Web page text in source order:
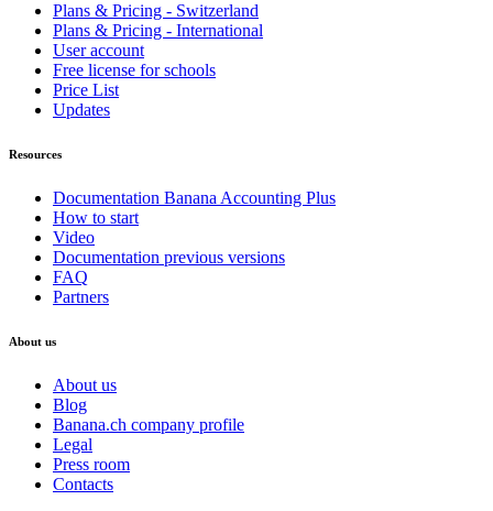
Plans & Pricing - Switzerland
Plans & Pricing - International
User account
Free license for schools
Price List
Updates
Resources
Documentation Banana Accounting Plus
How to start
Video
Documentation previous versions
FAQ
Partners
About us
About us
Blog
Banana.ch company profile
Legal
Press room
Contacts